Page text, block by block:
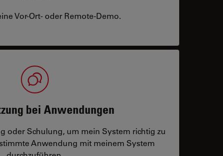
Vor-Ort- oder Remote-Demo.
bei Anwendungen
oder Schulung, um mein System richtig zu
Anwendung mit meinem System